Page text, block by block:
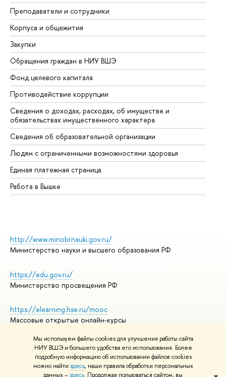
Мы используем файлы cookies для улучшения работы сайта
НИУ ВШЭ и большего удобства его использования. Более
подробную информацию об использовании файлов cookies
можно найти здесь, наши правила обработки персональных
данных –здесь. Продолжая пользоваться сайтом, вы
Преподаватели и сотрудники
Корпуса и общежития
Закупки
Обращения граждан в НИУ ВШЭ
Фонд целевого капитала
Противодействие коррупции
Сведения о доходах, расходах, об имуществе и
обязательствах имущественного характера
Сведения об образовательной организации
Людям с ограниченными возможностями здоровья
Единая платежная страница
Работа в Вышке
http://www.minobrnauki.gov.ru/
Министерство науки и высшего образования РФ
https://edu.gov.ru/
Министерство просвещения РФ
https://elearning.hse.ru/mooc
Массовые открытые онлайн-курсы
© НИУ ВШЭ 1993–2026
Адреса и контакты
Условия использования материалов